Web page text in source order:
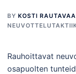
BY KOSTI
Rauhoittavat
osapuolten